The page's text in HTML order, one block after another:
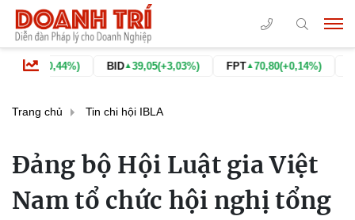
BID▲ 39,05(+3,03%) FPT▲ 70,80(+0,14%) GAS▲
Trang chủ Tin chi hội IBLA
Đảng bộ Hội Luật gia Việt
Nam tổ chức hội nghị tổng